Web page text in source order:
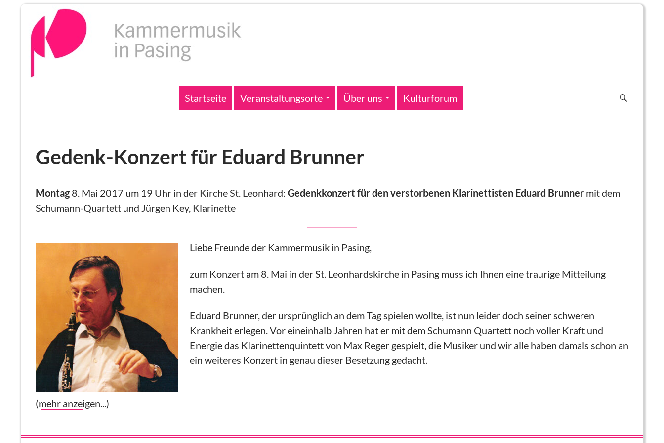
Startseite Veranstaltungsorte Über uns Kulturforum
Gedenk-Konzert für Eduard Brunner
Montag8. Mai 2017 um 19 Uhr in der Kirche St. Leonhard: Gedenkkonzert für den verstorbenen Klarinettisten Eduard Brunner mit dem
Schumann-Quartett und Jürgen Key, Klarinette
Liebe Freunde der Kammermusik in Pasing,
zum Konzert am 8. Mai in der St. Leonhardskirche in Pasing muss ich Ihnen eine traurige Mitteilung
machen.
Eduard Brunner, der ursprünglich an dem Tag spielen wollte, ist nun leider doch seiner schweren
Krankheit erlegen. Vor eineinhalb Jahren hat er mit dem Schumann Quartett noch voller Kraft und
Energie das Klarinettenquintett von Max Reger gespielt, die Musiker und wir alle haben damals schon an
ein weiteres Konzert in genau dieser Besetzung gedacht.
(mehr anzeigen...)